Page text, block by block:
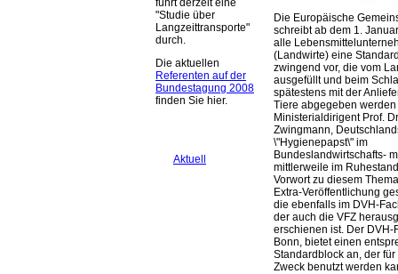
führt derzeit eine
"Studie über
Langzeittransporte"
durch.
Die aktuellen
Referenten auf der
Bundestagung 2008
finden Sie hier.
Aktuell
Die Europäische
schreibt ab dem 1.
alle
(Landwirte) eine
zwingend vor, die vom
ausgefüllt und beim
spätestens mit der
Tiere abgegeben werden
Ministerialdirigent Prof.
Zwingmann,
\"Hygienepapst\" im
Bundeslandwirtschafts-
mittlerweile im
Vorwort zu diesem
Extra-Veröffentlichung
die ebenfalls im DVH-
der auch die VFZ
erschienen ist. Der DVH-
Bonn, bietet einen
Standardblock an, der
Zweck benutzt werden